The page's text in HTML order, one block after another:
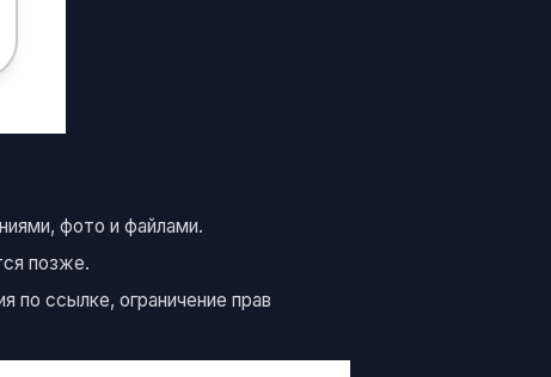
фото и файлами.
позже.
по ссылке, ограничение прав